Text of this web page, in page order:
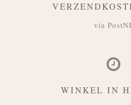
via
WINKEL IN